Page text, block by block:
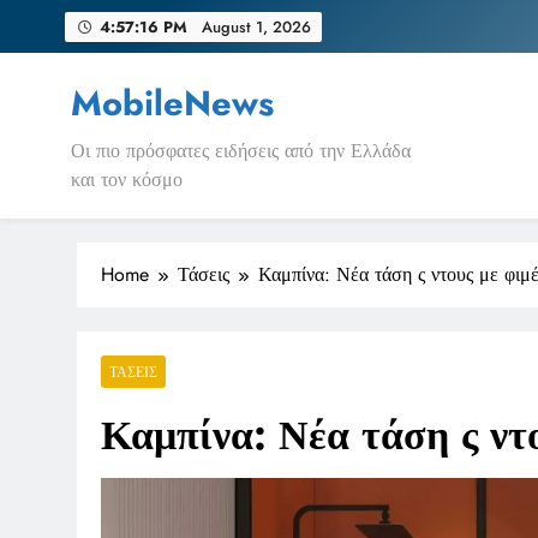
4:57:16 PM August 1, 2026
MobileNews
Οι πιο πρόσφατες ειδήσεις από την Ελλάδα
και τον κόσμο
Home Τάσεις Καμπίνα: Νέα τάση ς ντους με
ΤΆΣΕΙΣ
Καμπίνα: Νέα τάση ς